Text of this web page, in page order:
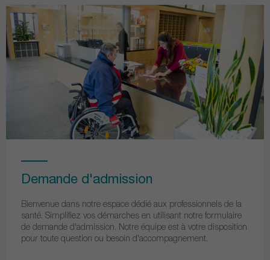
Demande d'admission
Bienvenue dans notre espace dédié aux professionnels de la
santé. Simplifiez vos démarches en utilisant notre formulaire
de demande d'admission. Notre équipe est à votre disposition
pour toute question ou besoin d'accompagnement.